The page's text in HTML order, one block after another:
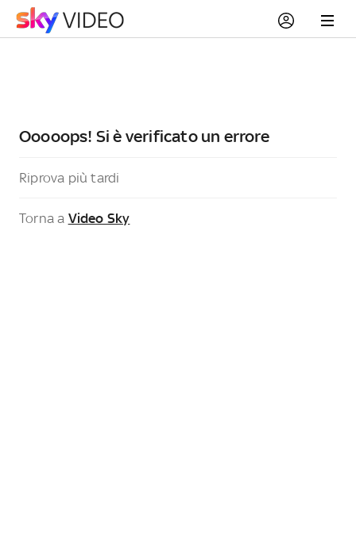
Ooooops! Si è verificato un errore
Riprova più tardi
Torna a Video Sky